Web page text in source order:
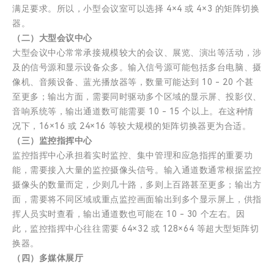
满足要求。所以，小型会议室可以选择 4×4 或 4×3 的矩阵切换
器。
（二）大型会议中心
大型会议中心常常承接规模较大的会议、展览、演出等活动，涉
及的信号源和显示设备众多。输入信号源可能包括多台电脑、摄
像机、音频设备、蓝光播放器等，数量可能达到 10 - 20 个甚
至更多；输出方面，需要同时驱动多个区域的显示屏、投影仪、
音响系统等，输出通道数可能需要 10 - 15 个以上。在这种情
况下，16×16 或 24×16 等较大规模的矩阵切换器更为合适。
（三）监控指挥中心
监控指挥中心承担着实时监控、集中管理和应急指挥的重要功
能，需要接入大量的监控摄像头信号。输入通道数通常根据监控
摄像头的数量而定，少则几十路，多则上百路甚至更多；输出方
面，需要将不同区域或重点监控画面输出到多个显示屏上，供指
挥人员实时查看，输出通道数也可能在 10 - 30 个左右。因
此，监控指挥中心往往需要 64×32 或 128×64 等超大型矩阵切
换器。
（四）多媒体展厅